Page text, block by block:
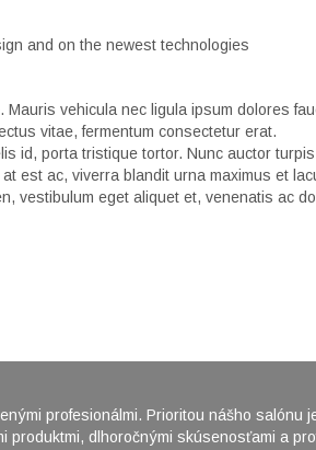
and on the newest technologies
vehicula nec ligula ipsum dolores
vitae, fermentum consectetur erat.
id, porta tristique tortor. Nunc auctor
est ac, viverra blandit urna maximus et
vestibulum eget aliquet et, venenatis ac
profesionálmi. Prioritou nášho
dlhoročnými skúsenosťami a